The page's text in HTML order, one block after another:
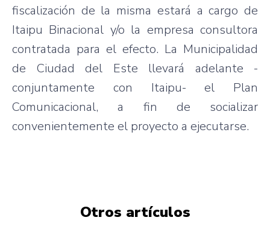
fiscalización de la misma estará a cargo de
Itaipu Binacional y/o la empresa consultora
contratada para el efecto. La Municipalidad
de Ciudad del Este llevará adelante -
conjuntamente con Itaipu- el Plan
Comunicacional, a fin de socializar
convenientemente el proyecto a ejecutarse.
Otros artículos